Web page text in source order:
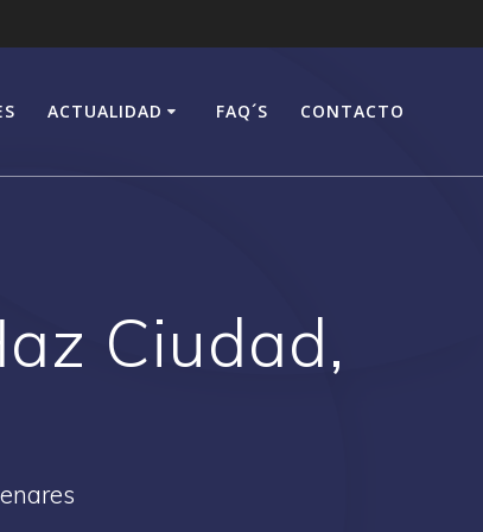
ACTUALIDAD FAQ´S CONTACTO
Ciudad,